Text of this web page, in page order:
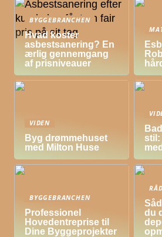
BYGGEBRANCHEN
Hvad koster
asbestsanering? En
ærlig gennemgang
af prisniveauer
VIDEN
Byg drømmehuset
med Milton Huse
stil:
BYGGEBRANCHEN
Professionel
Hovedentreprise til
Dine Byggeprojekter
du